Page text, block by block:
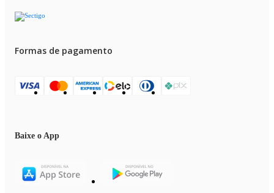
Formas de pagamento
Baixe o App